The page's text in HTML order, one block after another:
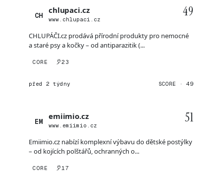
CH
chlupaci.cz
www.chlupaci.cz
49
CHLUPÁČI.cz prodává přírodní produkty pro nemocné
a staré psy a kočky – od antiparazitik (...
CORE 23
před 2 týdny SCORE · 49
EM
emiimio.cz
www.emiimio.cz
51
Emiimio.cz nabízí komplexní výbavu do dětské postýlky
– od kojících polštářů, ochranných o...
CORE 17